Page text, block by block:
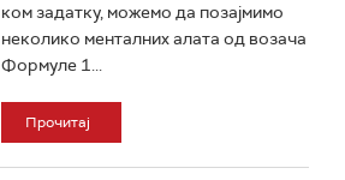
ком задатку, можемо да позајмимо
неколико менталних алата од возача
Формуле 1...
Прочитај